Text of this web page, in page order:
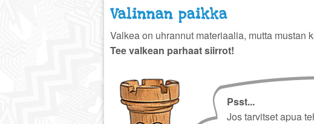
Valinnan paikka
Valkea on uhrannut materiaalia, mutta mustan
Tee valkean parhaat siirrot!
Psst...
Jos tarvitset apua